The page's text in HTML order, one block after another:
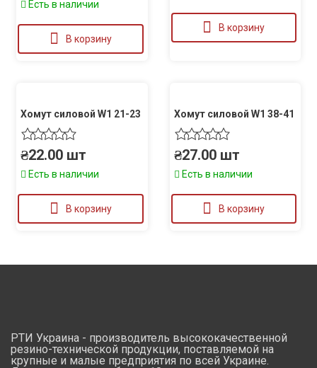
Есть в наличии
В корзину
В корзину
Хомут силовой W1 21-23
₴22.00 шт
Есть в наличии
В корзину
Хомут силовой W1 38-41
₴27.00 шт
Есть в наличии
В корзину
РТИ Украина - производитель высококачественной
резино-технической продукции, поставляемой на
крупные и малые предприятия по всей Украине.